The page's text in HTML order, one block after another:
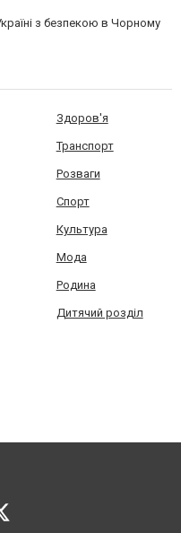
з безпекою в Чорному
Здоров'я
Транспорт
Розваги
Спорт
Культура
Мода
Родина
Дитячий розділ